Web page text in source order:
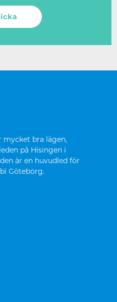
mycket bra lägen,
på Hisingen i
är en huvudled för
Göteborg.